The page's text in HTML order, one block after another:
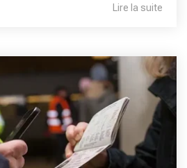
Lire la suite